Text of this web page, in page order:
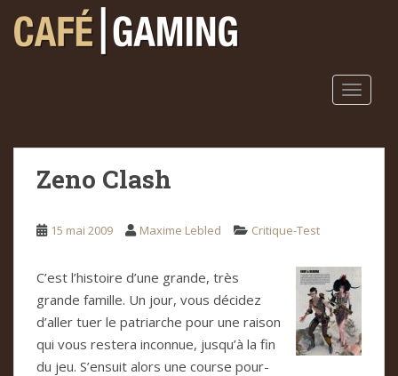
Zeno Clash
15 mai 2009 Maxime Lebled Critique-Test
C’est l’his­toire d’une grande, très
grande famille. Un jour, vous déci­dez
d’aller tuer le patriar­che pour une rai­son
qui vous res­tera incon­nue, jusqu’à la fin
du jeu. S’ensuit alors une course pour­